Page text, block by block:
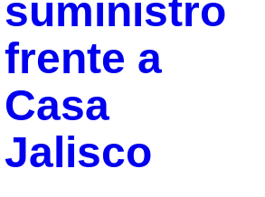
suministro
frente a
Casa
Jalisco